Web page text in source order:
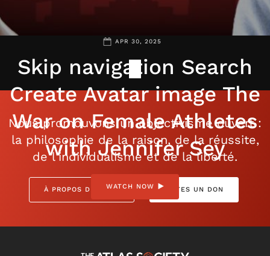
APR 30, 2025
Skip navigation Search
Create Avatar image The
War on Female Athletes
with Jennifer Sey
WATCH NOW
Nous promouvons un objectivisme ouvert :
la philosophie de la raison, de la réussite,
de l'individualisme et de la liberté.
À PROPOS DE NOUS FAITES UN DON